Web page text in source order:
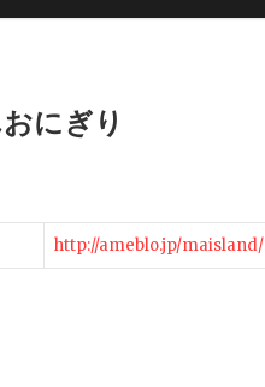
にぎり
http://ameblo.jp/maisland/